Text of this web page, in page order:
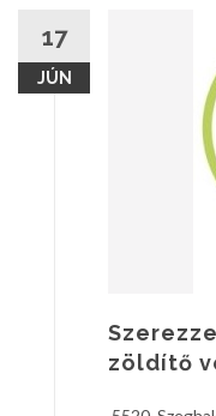
17
JÚN
zöldítő